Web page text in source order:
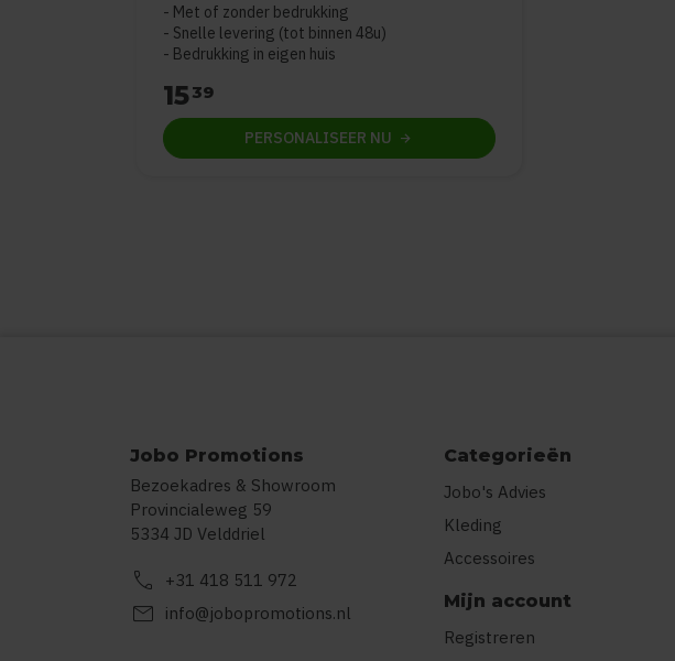
Met of zonder bedrukking
Snelle levering (tot binnen 48u)
Bedrukking in eigen huis
1539
PERSONALISEER NU
Jobo Promotions
Bezoekadres & Showroom
Provincialeweg 59
5334 JD Velddriel
call +31 418 511 972
mail info@jobopromotions.nl
Categorieën
Jobo's Advies
Kleding
Accessoires
Mijn account
Registreren